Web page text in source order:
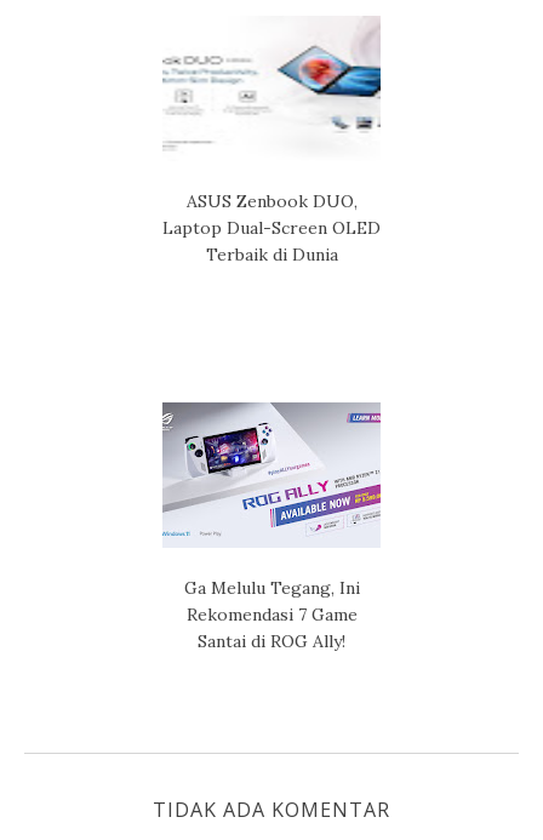
ASUS Zenbook DUO,
Laptop Dual-Screen OLED
Terbaik di Dunia
Ga Melulu Tegang, Ini
Rekomendasi 7 Game
Santai di ROG Ally!
TIDAK ADA KOMENTAR